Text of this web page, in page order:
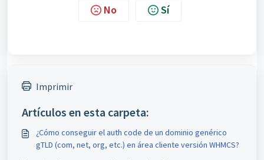
No Sí
Imprimir
Artículos en esta carpeta:
¿Cómo conseguir el auth code de un dominio genérico
gTLD (com, net, org, etc.) en área cliente versión WHMCS?